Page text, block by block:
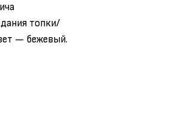
топки/
— бежевый.